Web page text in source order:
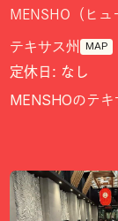
MENSHO（ヒュ
テキサス州 MAP
定休日: なし
MENSHOのテ